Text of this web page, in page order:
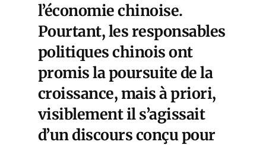
l’économie chinoise.
Pourtant, les responsables
politiques chinois ont
promis la poursuite de la
croissance, mais à priori,
visiblement il s’agissait
d’un discours conçu pour